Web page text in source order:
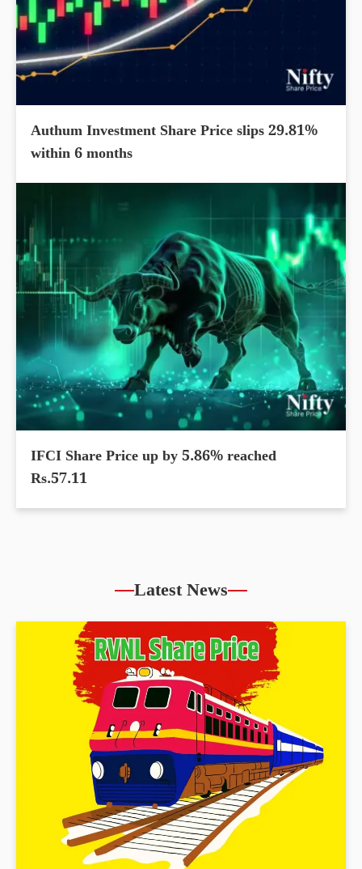
Authum Investment Share Price slips 29.81%
within 6 months
IFCI Share Price up by 5.86% reached
Rs.57.11
Latest News